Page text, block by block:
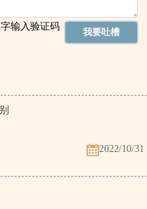
2022/10/31